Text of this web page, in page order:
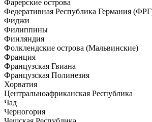
Фарерские острова
Федеративная Республика Германия
Фиджи
Филиппины
Финляндия
Фолклендские острова (Мальвинские)
Франция
Французская Гвиана
Французская Полинезия
Хорватия
Центральноафриканская Республика
Чад
Черногория